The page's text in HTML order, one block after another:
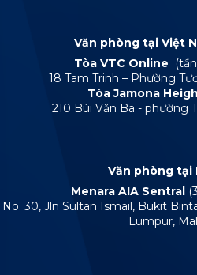
Văn phòng tại Việt
Tòa VTC Online
18 Tam Trinh – Phường
Tòa Jamona
210 Bùi Văn Ba - phường
Văn phòng tại
Menara AIA Sentral
No. 30, Jln Sultan Ismail, Bukit
Lumpur,